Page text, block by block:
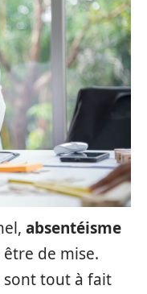
absentéisme
de mise.
sont tout à fait